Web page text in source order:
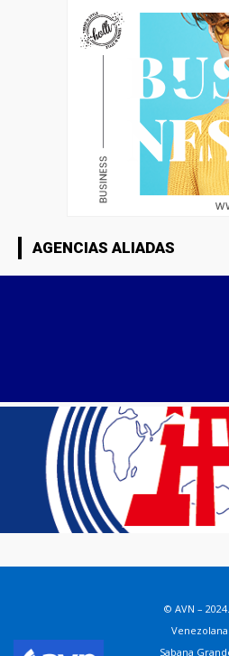
AGENCIAS ALIADAS
© AVN –
Sabana